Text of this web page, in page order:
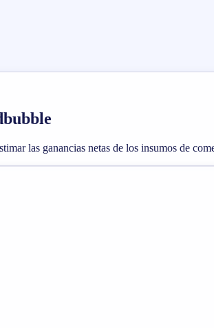
las ganancias netas de los insumos de